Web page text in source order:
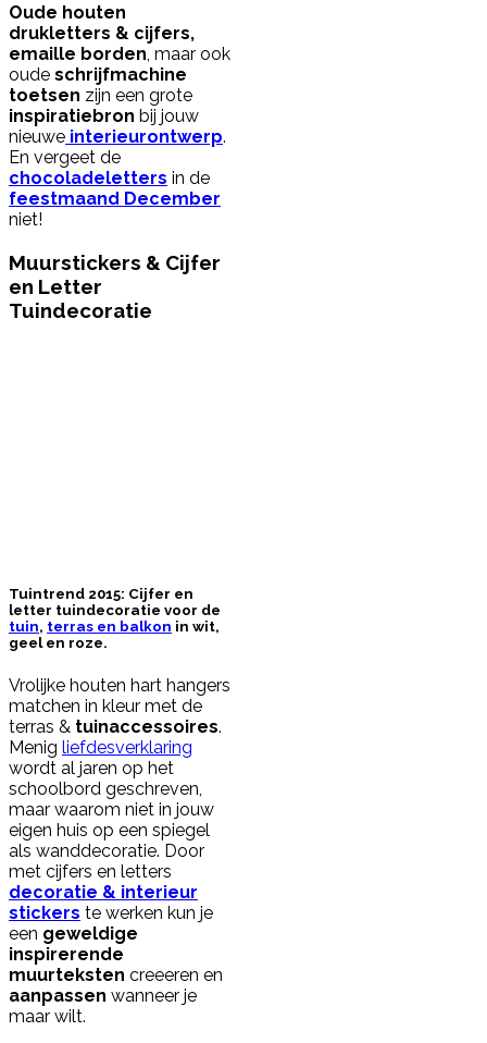
Oude houten
drukletters & cijfers,
emaille borden, maar ook
oude schrijfmachine
toetsen zijn een grote
inspiratiebron bij jouw
nieuwe interieurontwerp.
En vergeet de
chocoladeletters in de
feestmaand December
niet!
Muurstickers & Cijfer
en Letter
Tuindecoratie
Tuintrend 2015: Cijfer en
letter tuindecoratie voor de
tuin, terras en balkon in wit,
geel en roze.
Vrolijke houten hart hangers
matchen in kleur met de
terras & tuinaccessoires.
Menig liefdesverklaring
wordt al jaren op het
schoolbord geschreven,
maar waarom niet in jouw
eigen huis op een spiegel
als wanddecoratie. Door
met cijfers en letters
decoratie & interieur
stickers te werken kun je
een geweldige
inspirerende
muurteksten creeeren en
aanpassen wanneer je
maar wilt.